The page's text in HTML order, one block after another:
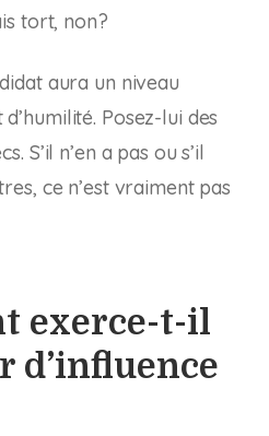
tort, non?
aura un niveau
Posez-lui des
S’il n’en a pas ou s’il
ce n’est vraiment pas
exerce-t-il
d’influence